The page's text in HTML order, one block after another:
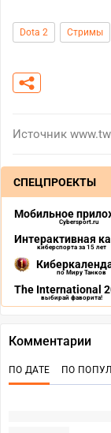
Dota 2 Стримы
Источник
СПЕЦПРОЕКТЫ
Мобильное
Cybersport.ru
Интерактивная
киберспорта за 15 лет
по Миру Танков
The International
выбирай фаворита!
Комментарии
ПО ДАТЕ ПО